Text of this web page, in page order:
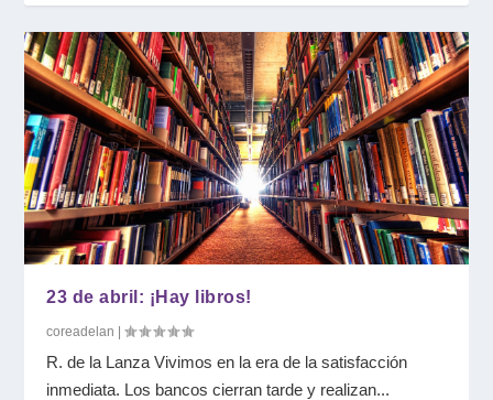
23 de abril: ¡Hay libros!
coreadelan |
R. de la Lanza Vivimos en la era de la satisfacción
inmediata. Los bancos cierran tarde y realizan...